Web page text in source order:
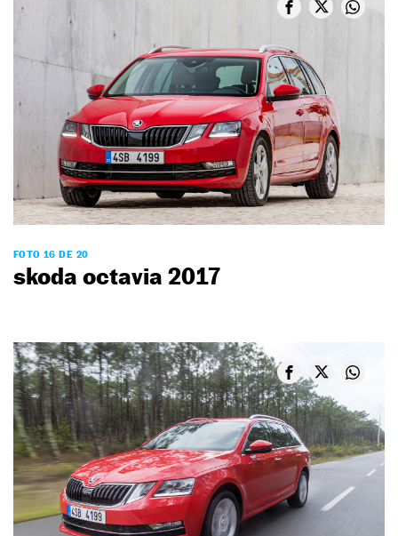
FOTO 16 DE 20
skoda octavia 2017